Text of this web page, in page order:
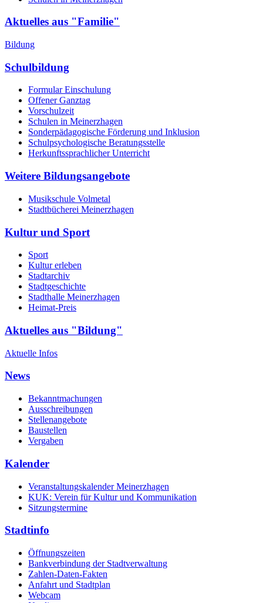
Aktuelles aus "Familie"
Bildung
Schulbildung
Formular Einschulung
Offener Ganztag
Vorschulzeit
Schulen in Meinerzhagen
Sonderpädagogische Förderung und Inklusion
Schulpsychologische Beratungsstelle
Herkunftssprachlicher Unterricht
Weitere Bildungsangebote
Musikschule Volmetal
Stadtbücherei Meinerzhagen
Kultur und Sport
Sport
Kultur erleben
Stadtarchiv
Stadtgeschichte
Stadthalle Meinerzhagen
Heimat-Preis
Aktuelles aus "Bildung"
Aktuelle Infos
News
Bekanntmachungen
Ausschreibungen
Stellenangebote
Baustellen
Vergaben
Kalender
Veranstaltungskalender Meinerzhagen
KUK: Verein für Kultur und Kommunikation
Sitzungstermine
Stadtinfo
Öffnungszeiten
Bankverbindung der Stadtverwaltung
Zahlen-Daten-Fakten
Anfahrt und Stadtplan
Webcam